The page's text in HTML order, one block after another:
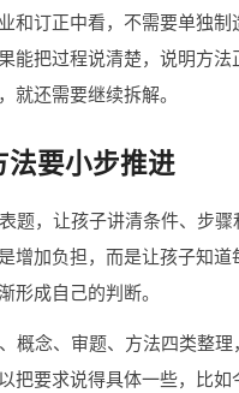
和订正中看，不需要单独制
能把过程说清楚，说明方法
就还需要继续拆解。
法要小步推进
题，让孩子讲清条件、步
增加负担，而是让孩子知道
形成自己的判断。
概念、审题、方法四类整理
把要求说得具体一些，比如